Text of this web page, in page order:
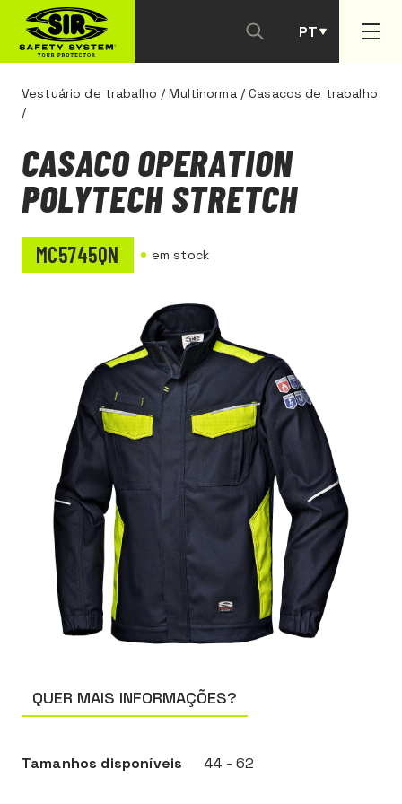
PT
ES
Vestuário de trabalho /Multinorma/Casacos de trabalho
/
QUER MAIS INFORMAÇÕES?
Tamanhos disponíveis 44 - 62
CASACO OPERATION
POLYTECH STRETCH
MC5745QN em stock